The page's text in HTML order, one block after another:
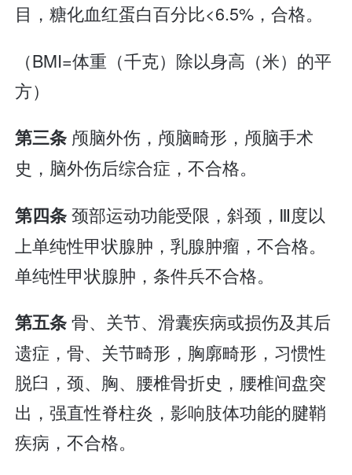
目，糖化血红蛋白百分比<6.5%，合格。
（BMI=体重（千克）除以身高（米）的平
方）
第三条 颅脑外伤，颅脑畸形，颅脑手术
史，脑外伤后综合症，不合格。
第四条颈部运动功能受限，斜颈，Ⅲ度以
上单纯性甲状腺肿，乳腺肿瘤，不合格。
单纯性甲状腺肿，条件兵不合格。
第五条骨、关节、滑囊疾病或损伤及其后
遗症，骨、关节畸形，胸廓畸形，习惯性
脱臼，颈、胸、腰椎骨折史，腰椎间盘突
出，强直性脊柱炎，影响肢体功能的腱鞘
疾病，不合格。